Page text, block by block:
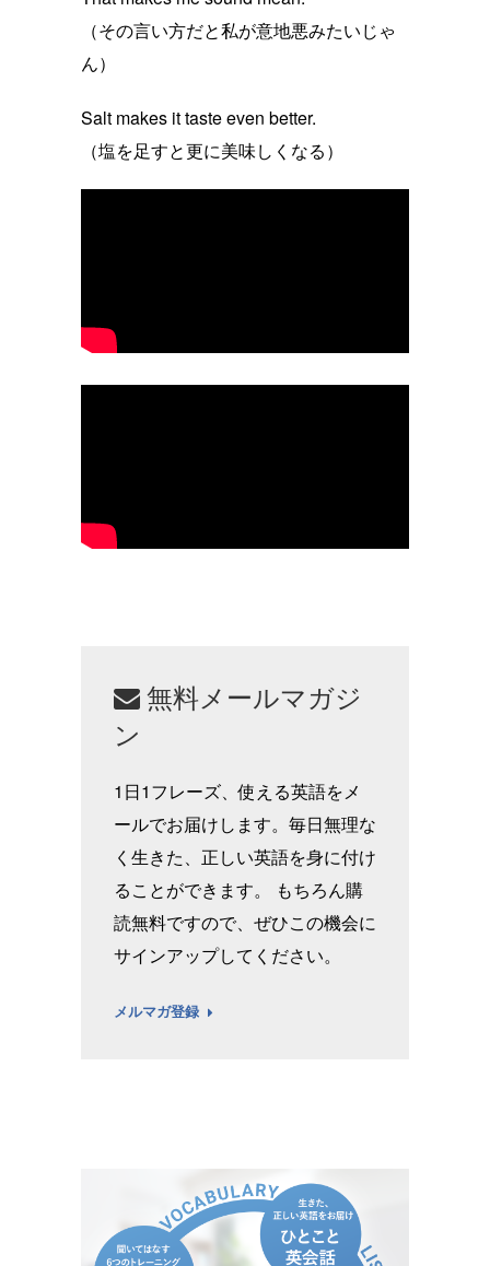
（その言い方だと私が意地悪みたいじゃ
ん）
Salt makes it taste even better.
（塩を足すと更に美味しくなる）
無料メールマガジ
ン
1日1フレーズ、使える英語をメ
ールでお届けします。毎日無理な
く生きた、正しい英語を身に付け
ることができます。 もちろん購
読無料ですので、ぜひこの機会に
サインアップしてください。
メルマガ登録